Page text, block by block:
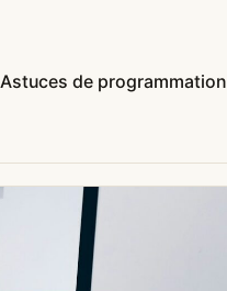
Astuces de programmation